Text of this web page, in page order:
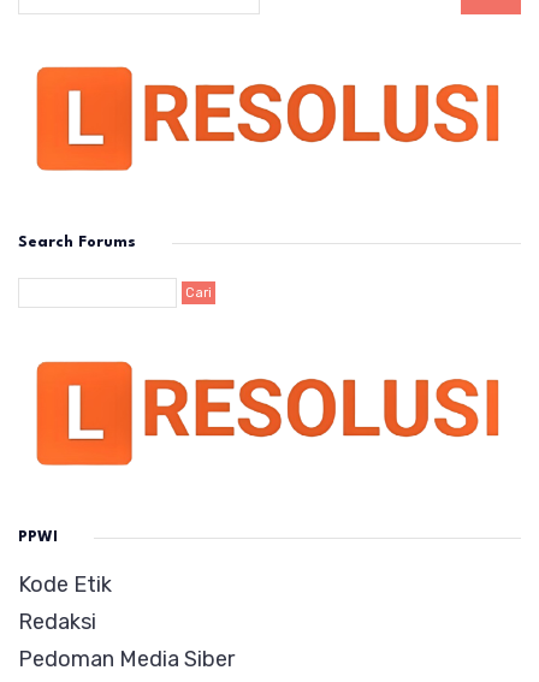
Search Forums
PPWI
Kode Etik
Redaksi
Pedoman Media Siber